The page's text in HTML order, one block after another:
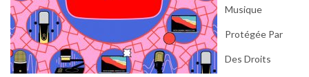
Musique
Protégée Par
Des Droits